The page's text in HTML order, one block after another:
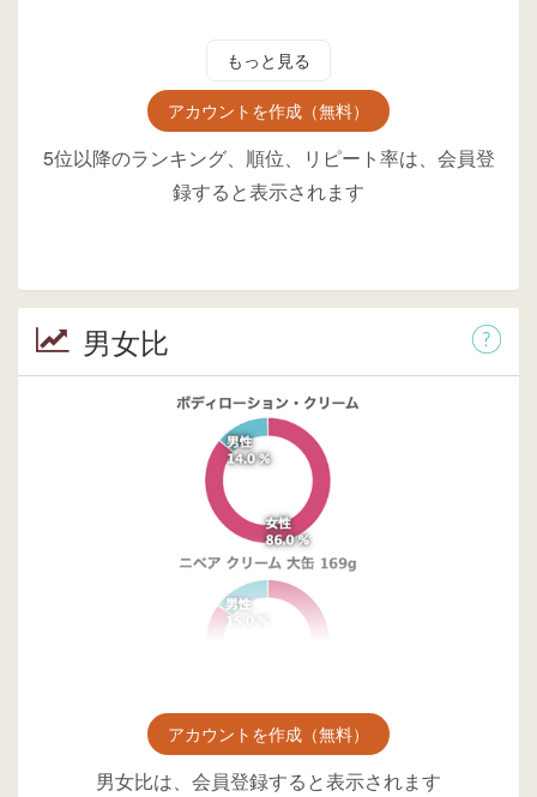
もっと見る
アカウントを作成（無料）
5位以降のランキング、順位、リピート率は、会員登
録すると表示されます
男女比
アカウントを作成（無料）
男女比は、会員登録すると表示されます